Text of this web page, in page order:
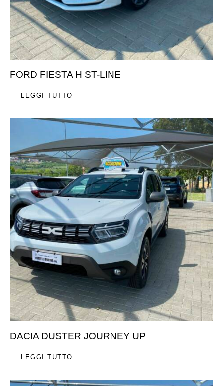
FORD FIESTA H ST-LINE
LEGGI TUTTO
DACIA DUSTER JOURNEY UP
LEGGI TUTTO